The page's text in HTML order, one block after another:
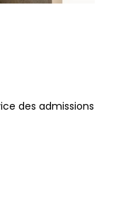
des admissions